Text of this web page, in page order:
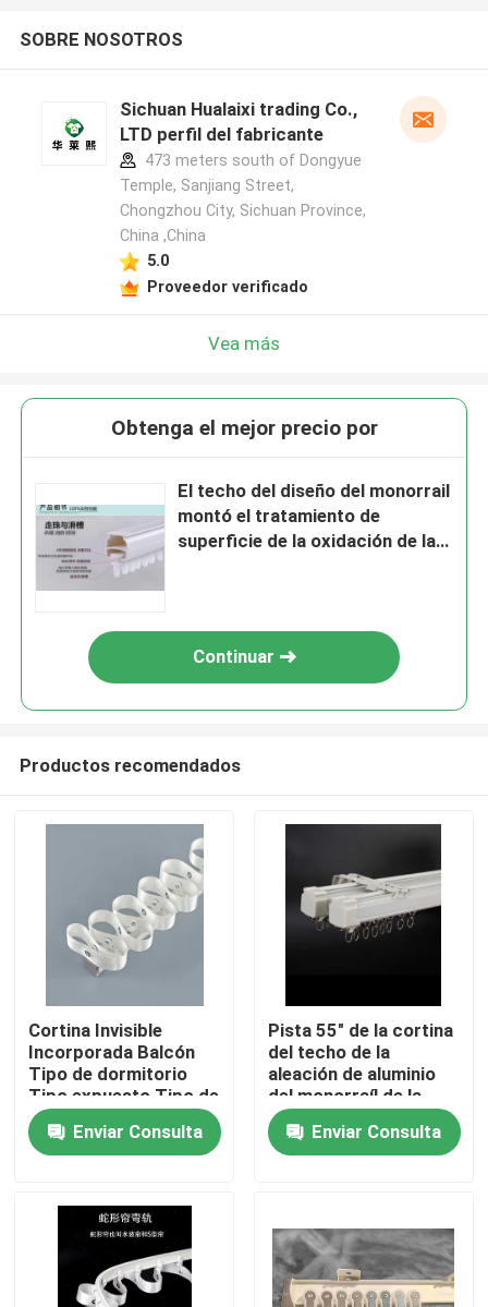
Productos
Vídeos
Sobre nosotros
Viaje de la fábrica
SOBRE NOSOTROS
Sichuan Hualaixi trading Co.,
LTD perfil del fabricante
473 meters south of Dongyue
Temple, Sanjiang Street,
Chongzhou City, Sichuan Province,
China ,China
5.0
Proveedor verificado
Vea más
Obtenga el mejor precio por
El techo del diseño del monorrail
montó el tratamiento de
superficie de la oxidación de la
Continuar
Productos recomendados
Cortina Invisible
Incorporada Balcón
Tipo de dormitorio
Tipo expuesto Tipo de
cortina de serpiente
Enviar Consulta
Pista 55" de la cortina
del techo de la
aleación de aluminio
del monorraíl de la
anchura 20m m
Enviar Consulta